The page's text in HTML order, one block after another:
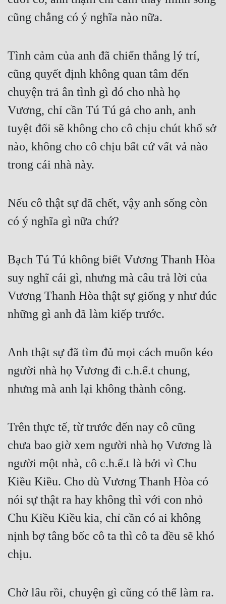
cũng chẳng có ý nghĩa nào nữa.
Tình cảm của anh đã chiến thắng lý trí,
cũng quyết định không quan tâm đến
chuyện trả ân tình gì đó cho nhà họ
Vương, chỉ cần Tú Tú gả cho anh, anh
tuyệt đối sẽ không cho cô chịu chút khổ sở
nào, không cho cô chịu bất cứ vất vả nào
trong cái nhà này.
Nếu cô thật sự đã chết, vậy anh sống còn
có ý nghĩa gì nữa chứ?
Bạch Tú Tú không biết Vương Thanh Hòa
suy nghĩ cái gì, nhưng mà câu trả lời của
Vương Thanh Hòa thật sự giống y như đúc
những gì anh đã làm kiếp trước.
Anh thật sự đã tìm đủ mọi cách muốn kéo
người nhà họ Vương đi c.h.ế.t chung,
nhưng mà anh lại không thành công.
Trên thực tế, từ trước đến nay cô cũng
chưa bao giờ xem người nhà họ Vương là
người một nhà, cô c.h.ế.t là bởi vì Chu
Kiều Kiều. Cho dù Vương Thanh Hòa có
nói sự thật ra hay không thì với con nhỏ
Chu Kiều Kiều kia, chỉ cần có ai không
nịnh bợ tâng bốc cô ta thì cô ta đều sẽ khó
chịu.
Chờ lâu rồi, chuyện gì cũng có thể làm ra.